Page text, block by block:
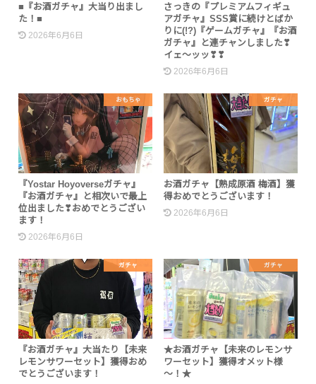
■『お酒ガチャ』大当り出まし
た！■
2026年6月6日
さっきの『プレミアムフィギュ
アガチャ』SSS賞に続けとばか
りに(!?)『ゲームガチャ』『お酒
ガチャ』と連チャンしました❣
イェ～ッッ❣❣
2026年6月6日
おもちゃ
『Yostar Hoyoverseガチャ』
『お酒ガチャ』と相次いで最上
位出ました❣おめでとうござい
ます！
2026年6月6日
ガチャ
お酒ガチャ【熟成原酒 梅酒】獲
得おめでとうございます！
2026年6月6日
ガチャ
『お酒ガチャ』大当たり【未来
レモンサワーセット】獲得おめ
でとうございます！
ガチャ
★お酒ガチャ【未来のレモンサ
ワーセット】獲得オメット様
～！★